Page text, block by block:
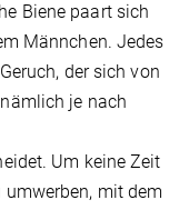
Biene paart sich
Männchen. Jedes
der sich von
je nach
Um keine Zeit
mit dem